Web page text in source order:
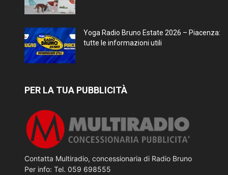
Yoga Radio Bruno Estate 2026 – Piacenza:
tutte le informazioni utili
PER LA TUA PUBBLICITÀ
Contatta Multiradio, concessionaria di Radio Bruno
Per info: Tel. 059 698555